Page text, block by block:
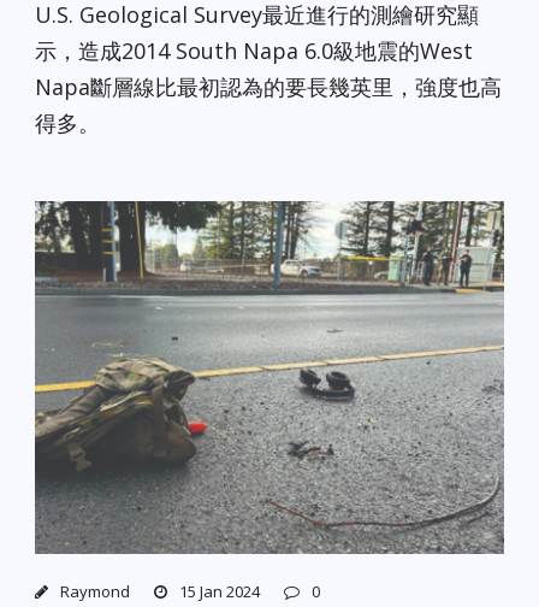
U.S. Geological Survey最近進行的測繪研究顯
示，造成2014 South Napa 6.0級地震的West
Napa斷層線比最初認為的要長幾英里，強度也高
得多。
Raymond 15 Jan 2024 0